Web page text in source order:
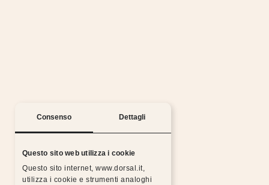
Consenso Dettagli
Questo sito web utilizza i cookie
Questo sito internet, www.dorsal.it,
utilizza i cookie e strumenti analoghi